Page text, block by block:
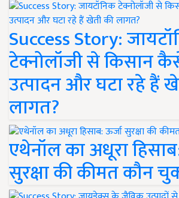
Success Story:
टेक्नोलॉजी से किसान
उत्पादन और घटा रहे हैं
लागत?
एथेनॉल का अधूरा
सुरक्षा की कीमत कौन